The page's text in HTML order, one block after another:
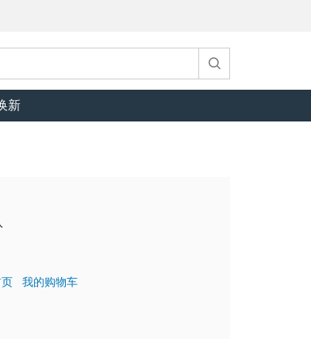
新
我的购物车